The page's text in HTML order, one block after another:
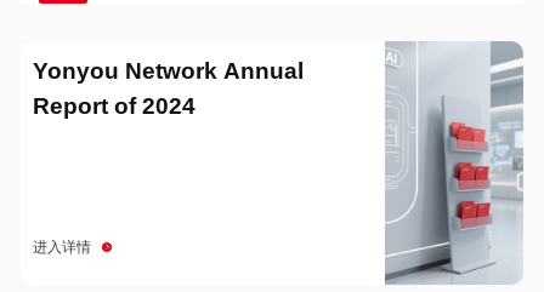
Yonyou Network Annual
Report of 2024
进入详情